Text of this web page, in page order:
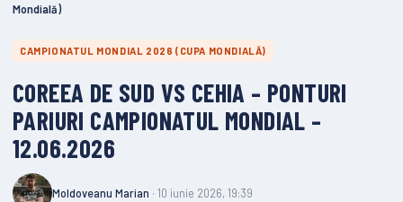
Mondială)
CAMPIONATUL MONDIAL 2026 (CUPA MONDIALĂ)
COREEA DE SUD VS CEHIA – PONTURI
PARIURI CAMPIONATUL MONDIAL –
12.06.2026
Moldoveanu Marian · 10 iunie 2026, 19:39